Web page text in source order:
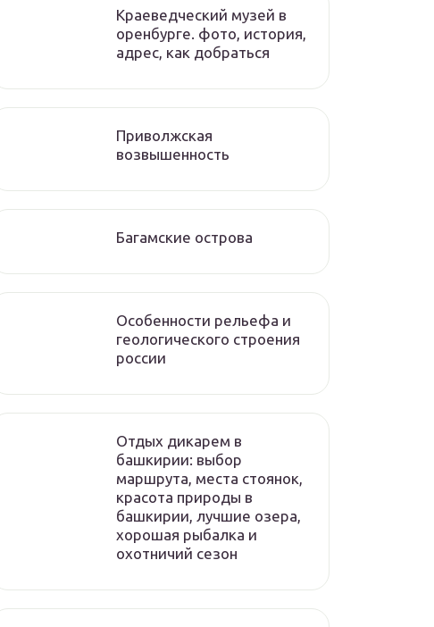
Краеведческий музей в
оренбурге. фото, история,
адрес, как добраться
Приволжская
возвышенность
Багамские острова
Особенности рельефа и
геологического строения
россии
Отдых дикарем в
башкирии: выбор
маршрута, места стоянок,
красота природы в
башкирии, лучшие озера,
хорошая рыбалка и
охотничий сезон